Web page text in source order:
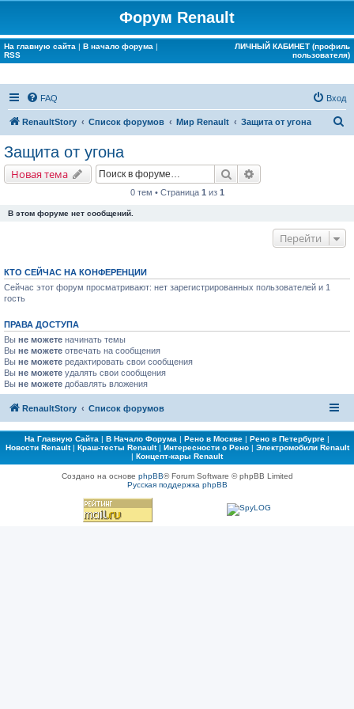
Форум Renault
На главную сайта | В начало форума |
RSS
ЛИЧНЫЙ КАБИНЕТ (профиль
пользователя)
FAQ Вход
RenaultStory Список форумов Мир Renault Защита от угона
Защита от угона
Новая тема Поиск
0 тем • Страница 1 из 1
В этом форуме нет сообщений.
Перейти
КТО СЕЙЧАС НА КОНФЕРЕНЦИИ
Сейчас этот форум просматривают: нет зарегистрированных пользователей и 1
гость
ПРАВА ДОСТУПА
Вы не можете начинать темы
Вы не можете отвечать на сообщения
Вы не можете редактировать свои сообщения
Вы не можете удалять свои сообщения
Вы не можете добавлять вложения
RenaultStory Список форумов
На Главную Сайта | В Начало Форума | Рено в Москве | Рено в Петербурге |
Новости Renault| Краш-тесты Renault| Интересности о Рено| Электромобили Renault
| Концепт-кары Renault
Создано на основе phpBB® Forum Software © phpBB Limited
Русская поддержка phpBB